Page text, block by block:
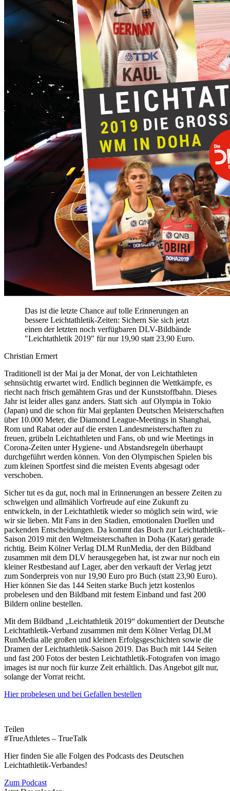
Das ist die letzte Chance auf tolle Erinnerungen an
bessere Leichtathletik-Zeiten: Sichern Sie sich jetzt
einen der letzten noch verfügbaren DLV-Bildbände
"Leichtathletik 2019" für nur 19,90 statt 23,90 Euro.
Christian Ermert
Traditionell ist der Mai ja der Monat, der von Leichtathleten
sehnsüchtig erwartet wird. Endlich beginnen die Wettkämpfe, es
riecht nach frisch gemähtem Gras und der Kunststoffbahn. Dieses
Jahr ist leider alles ganz anders. Statt sich auf Olympia in Tokio
(Japan) und die schon für Mai geplanten Deutschen Meisterschaften
über 10.000 Meter, die Diamond League-Meetings in Shanghai,
Rom und Rabat oder auf die ersten Landesmeisterschaften zu
freuen, grübeln Leichtathleten und Fans, ob und wie Meetings in
Corona-Zeiten unter Hygiene- und Abstandsregeln überhaupt
durchgeführt werden können. Von den Olympischen Spielen bis
zum kleinen Sportfest sind die meisten Events abgesagt oder
verschoben.
Sicher tut es da gut, noch mal in Erinnerungen an bessere Zeiten zu
schwelgen und allmählich Vorfreude auf eine Zukunft zu
entwickeln, in der Leichtathletik wieder so möglich sein wird, wie
wir sie lieben. Mit Fans in den Stadien, emotionalen Duellen und
packenden Entscheidungen. Da kommt das Buch zur Leichtathletik-
Saison 2019 mit den Weltmeisterschaften in Doha (Katar) gerade
richtig. Beim Kölner Verlag DLM RunMedia, der den Bildband
zusammen mit dem DLV herausgegeben hat, ist zwar nur noch ein
kleiner Restbestand auf Lager, aber den verkauft der Verlag jetzt
zum Sonderpreis von nur 19,90 Euro pro Buch (statt 23,90 Euro).
Hier können Sie das 144 Seiten starke Buch jetzt kostenlos
probelesen und den Bildband mit festem Einband und fast 200
Bildern online bestellen.
Mit dem Bildband „Leichtathletik 2019“ dokumentiert der Deutsche
Leichtathletik-Verband zusammen mit dem Kölner Verlag DLM
RunMedia alle großen und kleinen Erfolgsgeschichten sowie die
Dramen der Leichtathletik-Saison 2019. Das Buch mit 144 Seiten
und fast 200 Fotos der besten Leichtathletik-Fotografen von imago
images ist nur noch für kurze Zeit erhältlich. Das Angebot gilt nur,
solange der Vorrat reicht.
Hier probelesen und bei Gefallen bestellen
Teilen
#TrueAthletes – TrueTalk
Hier finden Sie alle Folgen des Podcasts des Deutschen
Leichtathletik-Verbandes!
Zum Podcast